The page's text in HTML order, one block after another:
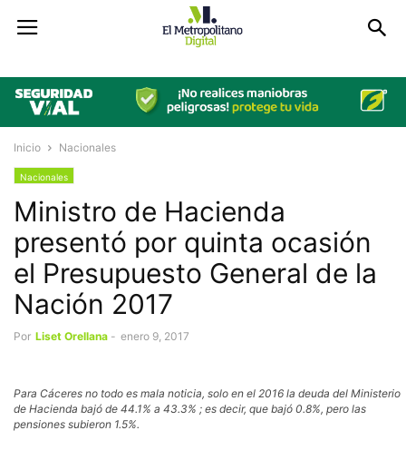
Inicio Nacionales
Nacionales
Ministro de Hacienda
presentó por quinta ocasión
el Presupuesto General de la
Nación 2017
Por Liset Orellana - enero 9, 2017
Para Cáceres no todo es mala noticia, solo en el 2016 la deuda del Ministerio
de Hacienda bajó de 44.1% a 43.3% ; es decir, que bajó 0.8%, pero las
pensiones subieron 1.5%.